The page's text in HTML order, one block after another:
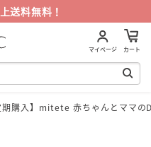
送料無料！
マイページ カート
購入】mitete 赤ちゃんとママの